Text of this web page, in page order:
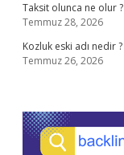
Taksit olunca ne olur ?
Temmuz 28, 2026
Kozluk eski adı nedir ?
Temmuz 26, 2026